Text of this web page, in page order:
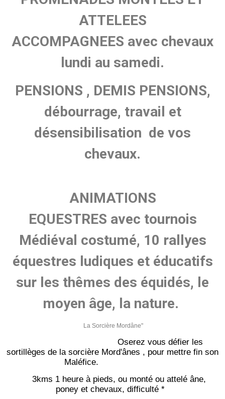
ATTELEES
ACCOMPAGNEES avec chevaux
lundi au samedi.
PENSIONS , DEMIS PENSIONS,
débourrage, travail et
désensibilisation de vos
chevaux.
ANIMATIONS
EQUESTRES avec tournois
Médiéval costumé, 10 rallyes
équestres ludiques et éducatifs
sur les thêmes des équidés, le
moyen âge, la nature.
La Sorcière Mordâne"
Oserez vous défier les
sortillèges de la sorcière Mord'ânes , pour mettre fin son
Maléfice.
3kms 1 heure à pieds, ou monté ou attelé âne,
poney et chevaux, difficulté *